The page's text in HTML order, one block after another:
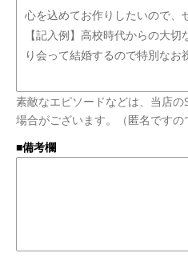
素敵なエピソードなどは、当店の
場合がございます。（匿名ですの
■備考欄